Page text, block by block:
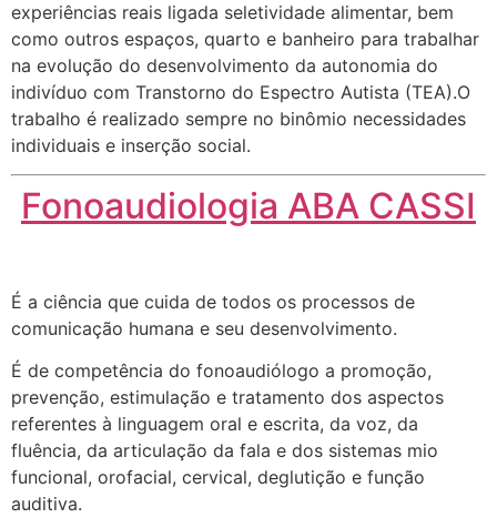
experiências reais ligada seletividade alimentar, bem
como outros espaços, quarto e banheiro para trabalhar
na evolução do desenvolvimento da autonomia do
indivíduo com Transtorno do Espectro Autista (TEA).O
trabalho é realizado sempre no binômio necessidades
individuais e inserção social.
Fonoaudiologia ABA CASSI
É a ciência que cuida de todos os processos de
comunicação humana e seu desenvolvimento.
É de competência do fonoaudiólogo a promoção,
prevenção, estimulação e tratamento dos aspectos
referentes à linguagem oral e escrita, da voz, da
fluência, da articulação da fala e dos sistemas mio
funcional, orofacial, cervical, deglutição e função
auditiva.